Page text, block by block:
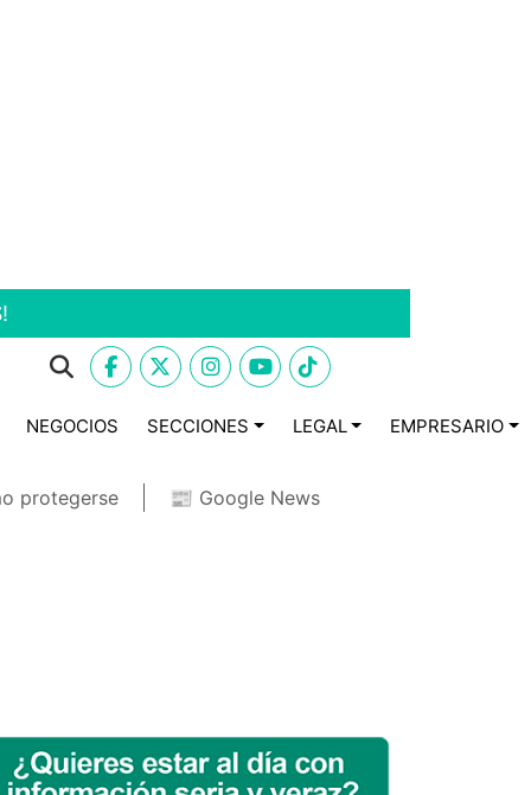
NEGOCIOS SECCIONES LEGAL EMPRESARIO
protegerse 📰 Google News